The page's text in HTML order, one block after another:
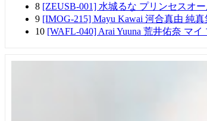
8 [ZEUSB-001] 水城るな プリンセスオー
9 [IMOG-215] Mayu Kawai 河合真由 純
10 [WAFL-040] Arai Yuuna 荒井佑奈 マイ